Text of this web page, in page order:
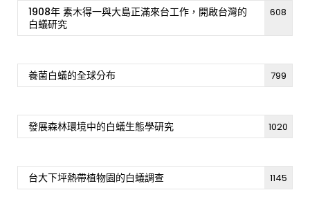
1908年 素木得一與大島正滿來台工作，開啟台灣的
白蟻研究
608
養菌白蟻的全球分布 799
發展森林環境中的白蟻生態學研究 1020
台大下坪熱帶植物園的白蟻調查 1145